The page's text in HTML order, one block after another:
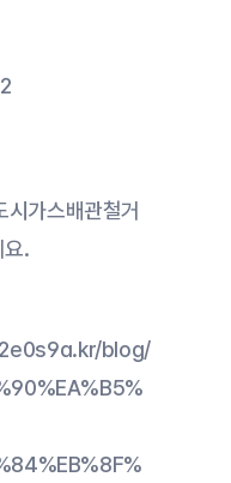
가스배관철거
요.
blog/